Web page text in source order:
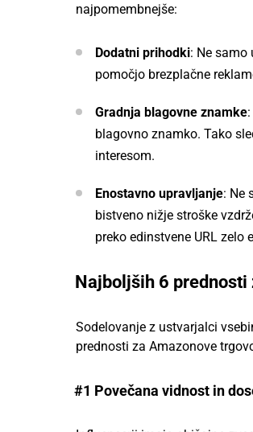
najpomembnejše:
Dodatni prihodki: Ne samo
pomočjo brezplačne
Gradnja blagovne znamke
blagovno znamko. Tako
interesom.
Enostavno upravljanje: Ne
bistveno nižje stroške
preko edinstvene URL zelo
Najboljših 6
Sodelovanje z ustvarjalci
prednosti za Amazonove
#1 Povečana vidnost in